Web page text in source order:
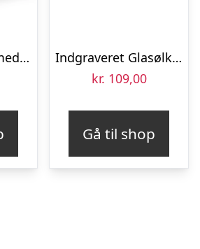
Mors dag krus med foto
Indgraveret Glasølkrus
kr. 109,00
Gå til shop